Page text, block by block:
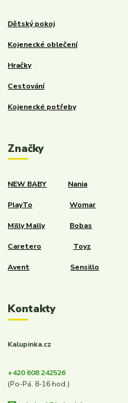
Dětský pokoj
Kojenecké oblečení
Hračky
Cestování
Kojenecké potřeby
Značky
NEW BABY Nania
PlayTo Womar
Milly Mally Bobas
Caretero Toyz
Avent Sensillo
Kontakty
Kalupinka.cz
+420 608 242526
(Po-Pá, 8-16 hod.)